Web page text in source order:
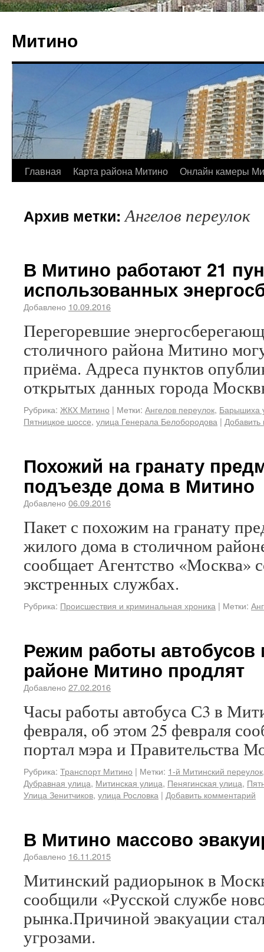
Митино
Главная Карта района Митино Онлайн камеры
Архив метки:Ангелов переулок
В Митино работают 21
использованных
Добавлено 10.09.2016
Перегоревшие
столичного района Митино
приёма. Адреса пунктов
открытых данных города
Рубрика: ЖКХ Митино | Метки: Ангелов переулок, Барышиха
Пятницкое шоссе, улица Генерала Белобородова |
Похожий на гранату
подъезде дома в Митино
Добавлено 06.09.2016
Пакет с похожим на гранату
жилого дома в столичном
сообщает Агентство «Москва»
экстренных службах.
Рубрика: Происшествия и криминальная хроника | Метки:
Режим работы
районе Митино продлят
Добавлено 27.02.2016
Часы работы автобуса С3 в
февраля, об этом 25 февраля
портал мэра и Правительства
Рубрика: Транспорт Митино | Метки: 1-й Митинский переулок
Дубравная улица, Митинская улица, Пенягинская улица,
Улица Зенитчиков, улица Рословка | Добавить комментарий
В Митино массово
Добавлено 16.11.2015
Митинский радиорынок в
сообщили «Русской службе
рынка.Причиной эвакуации
угрозами.